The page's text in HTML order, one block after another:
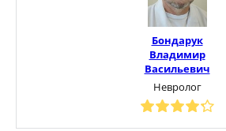
Бондарук
Владимир
Васильевич
Невролог